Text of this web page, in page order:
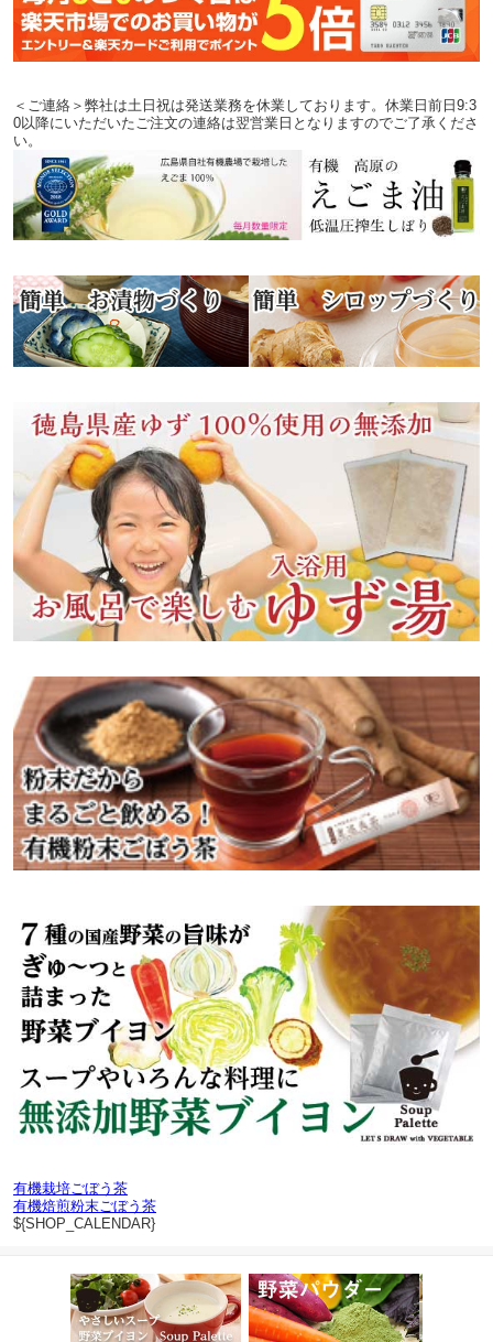
＜ご連絡＞弊社は土日祝は発送業務を休業しております。休業日前日9:3
0以降にいただいたご注文の連絡は翌営業日となりますのでご了承くださ
い。
有機栽培ごぼう茶
有機焙煎粉末ごぼう茶
${SHOP_CALENDAR}